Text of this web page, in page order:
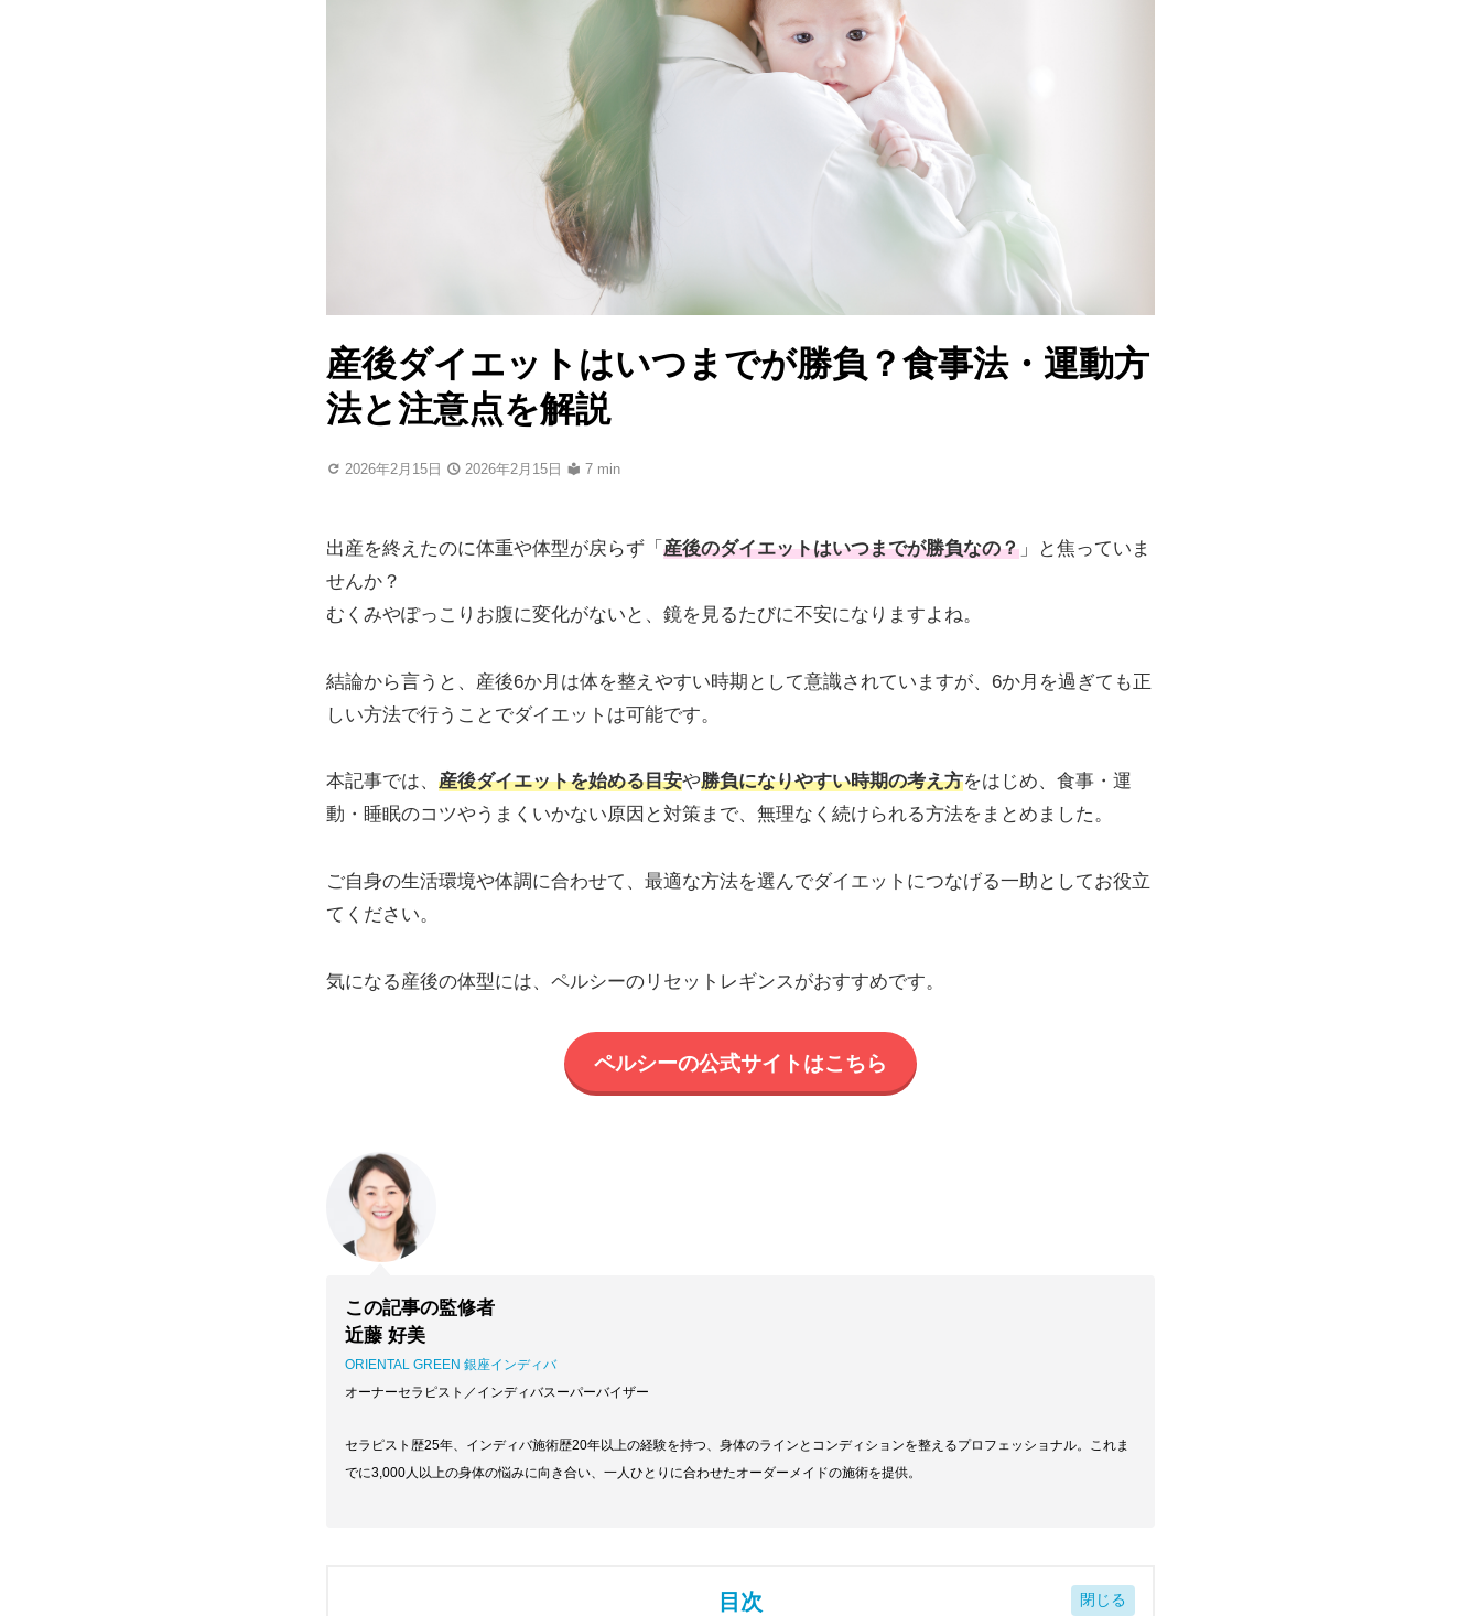
産後ダイエットはいつまでが勝負？食事法・運動方
法と注意点を解説
2026年2月15日 2026年2月15日 7 min
出産を終えたのに体重や体型が戻らず「 産後のダイエットはいつまでが勝負なの？ 」と焦っていま
せんか？
むくみやぽっこりお腹に変化がないと、鏡を見るたびに不安になりますよね。
結論から言うと、産後6か月は体を整えやすい時期として意識されていますが、6か月を過ぎても正
しい方法で行うことでダイエットは可能です。
本記事では、 産後ダイエットを始める目安や勝負になりやすい時期の考え方をはじめ、食事・運
動・睡眠のコツやうまくいかない原因と対策まで、無理なく続けられる方法をまとめました。
ご自身の生活環境や体調に合わせて、最適な方法を選んでダイエットにつなげる一助としてお役立
てください。
気になる産後の体型には、ペルシーのリセットレギンスがおすすめです。
ペルシーの公式サイトはこちら
この記事の監修者
近藤 好美
ORIENTAL GREEN 銀座インディバ
オーナーセラピスト／インディバスーパーバイザー
セラピスト歴25年、インディバ施術歴20年以上の経験を持つ、身体のラインとコンディションを整えるプロフェッショナル。これま
でに3,000人以上の身体の悩みに向き合い、一人ひとりに合わせたオーダーメイドの施術を提供。
目次